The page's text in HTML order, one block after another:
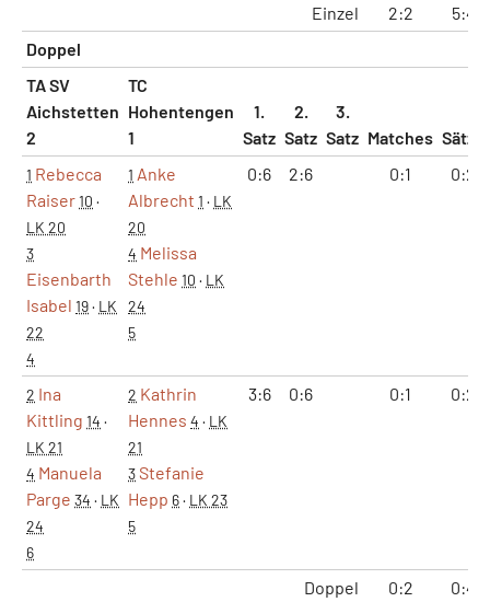
Einzel 2:2
5:4
Doppel
TA SV
Aichstetten
2
TC
Hohentengen
1
1.
Satz
2.
Satz
3.
Satz Matches Sätze
1 Rebecca
Raiser10 ·
LK 20
3
Eisenbarth
Isabel 19· LK
22
4
1 Anke
Albrecht 1 · LK
20
4 Melissa
Stehle 10 · LK
24
5
0:6 2:6 0:1 0:2
2 Ina
Kittling 14 ·
LK 21
4 Manuela
Parge 34 · LK
24
6
2 Kathrin
Hennes 4 · LK
21
3Stefanie
Hepp 6· LK 23
5
3:6 0:6 0:1 0:2
Doppel 0:2
0:4